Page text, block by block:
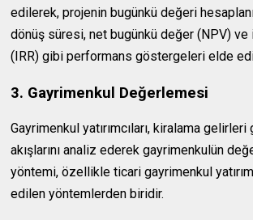
edilerek, projenin bugünkü değeri
dönüş süresi, net bugünkü değer (NPV) ve
(IRR) gibi performans göstergeleri elde
3. Gayrimenkul Değerlemesi
Gayrimenkul yatırımcıları, kiralama
akışlarını analiz ederek gayrimenkulün
yöntemi, özellikle ticari gayrimenkul
edilen yöntemlerden biridir.